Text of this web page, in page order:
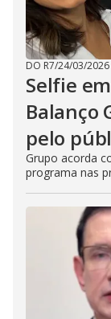
DO R7/24/03/2026
Selfie
Balanço
pelo
Grupo acorda
programa nas